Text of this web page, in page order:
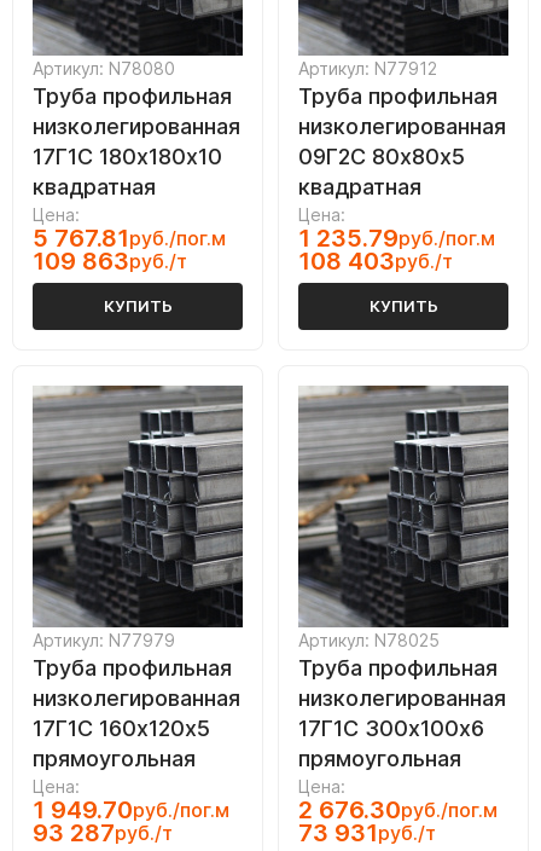
Артикул: N78080
Труба профильная
низколегированная
17Г1С 180х180х10
квадратная
Цена:
5 767.81руб./пог.м
109 863руб./т
КУПИТЬ
Артикул: N77912
Труба профильная
низколегированная
09Г2С 80х80х5
квадратная
Цена:
1 235.79руб./пог.м
108 403руб./т
КУПИТЬ
Артикул: N77979
Труба профильная
низколегированная
17Г1С 160х120х5
прямоугольная
Цена:
1 949.70руб./пог.м
93 287руб./т
Артикул: N78025
Труба профильная
низколегированная
17Г1С 300х100х6
прямоугольная
Цена:
2 676.30руб./пог.м
73 931руб./т